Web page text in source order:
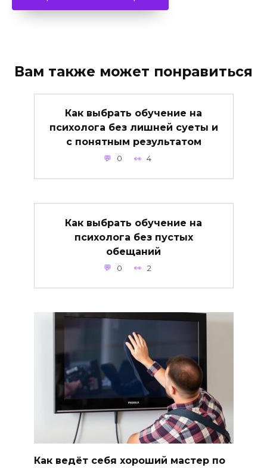
Вам также может понравиться
Как выбрать обучение на
психолога без лишней суеты и
с понятным результатом
0 4
Как выбрать обучение на
психолога без пустых
обещаний
0 2
Как ведёт себя хороший мастер по